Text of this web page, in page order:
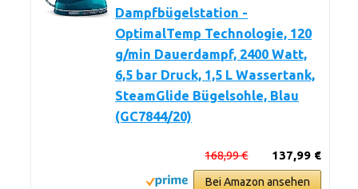
Dampfbügelstation -
OptimalTemp Technologie, 120
g/min Dauerdampf, 2400 Watt,
6,5 bar Druck, 1,5 L Wassertank,
SteamGlide Bügelsohle, Blau
(GC7844/20)
137,99 €
168,99 €
Bei Amazon ansehen